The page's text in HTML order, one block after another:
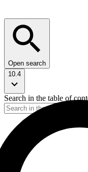
Open search
10.4
Search in the table of